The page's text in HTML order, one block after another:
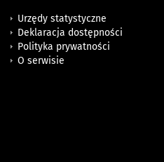
Urzędy statystyczne
Deklaracja dostępności
Polityka prywatności
O serwisie